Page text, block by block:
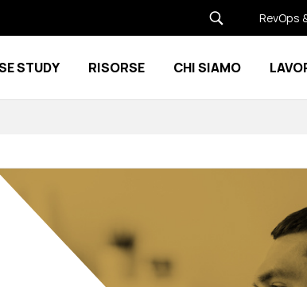
RevOps
for Prodotti Show submenu for Settori
STUDY RISORSE Show submenu for
CHI SIAMO